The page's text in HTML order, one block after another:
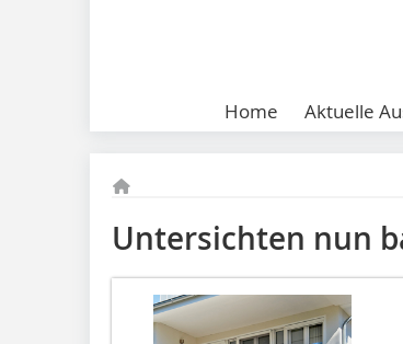
Home Aktuelle
Untersichten nun